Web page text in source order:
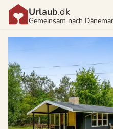
Urlaub.dk
Gemeinsam nach